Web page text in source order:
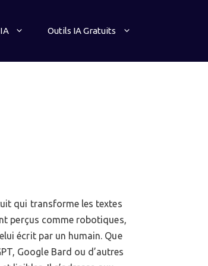
Outils IA Gratuits
qui transforme les textes
perçus comme robotiques,
écrit par un humain. Que
Google Bard ou d’autres